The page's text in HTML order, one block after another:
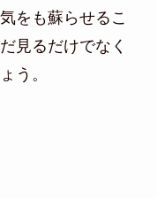
をも蘇らせるこ
見るだけでなく
う。